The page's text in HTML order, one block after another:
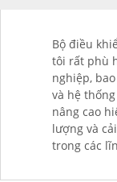
Bộ điều
tôi rất phù
nghiệp,
và hệ
nâng cao
lượng và
trong các